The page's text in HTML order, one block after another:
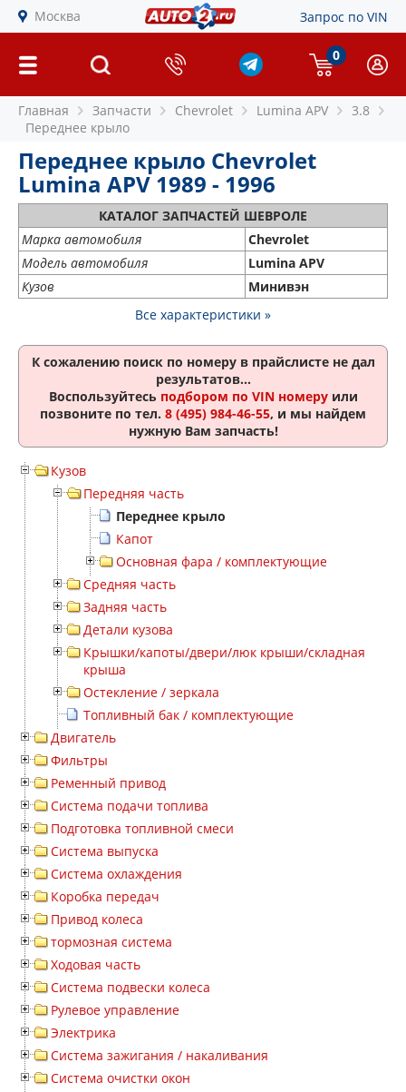
Москва Запрос по VIN
0
Главная Запчасти Chevrolet Lumina APV
3.8
Переднее крыло
Переднее крыло Chevrolet
Lumina APV 1989 - 1996
КАТАЛОГ ЗАПЧАСТЕЙ ШЕВРОЛЕ
Марка автомобиля
Chevrolet
Модель автомобиля
Lumina APV
Кузов
Минивэн
Все характеристики »
К сожалению поиск по номеру в прайслисте не дал
результатов...
Воспользуйтесь подбором по VIN номеруили
позвоните по тел. 8 (495) 984-46-55, и мы найдем
нужную Вам запчасть!
Кузов
Передняя часть
Переднее крыло
Капот
Основная фара / комплектующие
Средняя часть
Задняя часть
Детали кузова
Крышки/капоты/двери/люк крыши/складная
крыша
Остекление / зеркала
Топливный бак / комплектующие
Двигатель
Фильтры
Ременный привод
Система подачи топлива
Подготовка топливной смеси
Система выпуска
Система охлаждения
Коробка передач
Привод колеса
тормозная система
Ходовая часть
Система подвески колеса
Рулевое управление
Электрика
Система зажигания / накаливания
Система очистки окон